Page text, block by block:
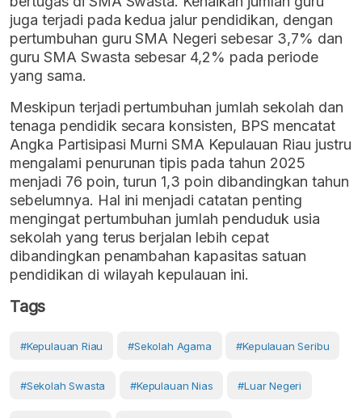
juga terjadi pada kedua jalur pendidikan, dengan
pertumbuhan guru SMA Negeri sebesar 3,7% dan
guru SMA Swasta sebesar 4,2% pada periode
yang sama.
Meskipun terjadi pertumbuhan jumlah sekolah dan
tenaga pendidik secara konsisten, BPS mencatat
Angka Partisipasi Murni SMA Kepulauan Riau justru
mengalami penurunan tipis pada tahun 2025
menjadi 76 poin, turun 1,3 poin dibandingkan tahun
sebelumnya. Hal ini menjadi catatan penting
mengingat pertumbuhan jumlah penduduk usia
sekolah yang terus berjalan lebih cepat
dibandingkan penambahan kapasitas satuan
pendidikan di wilayah kepulauan ini.
Tags
#Kepulauan Riau #sekolah Agama #Kepulauan Seribu
#sekolah Swasta #Kepulauan Nias #luar Negeri